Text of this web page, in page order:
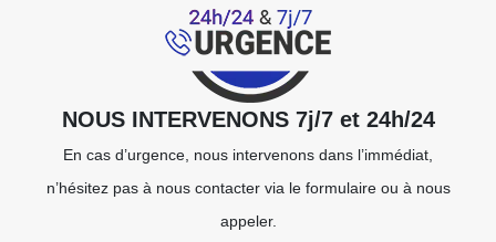
NOUS INTERVENONS 7j/7 et 24h/24
En cas d’urgence, nous intervenons dans l’immédiat,
n’hésitez pas à nous contacter via le formulaire ou à nous
appeler.